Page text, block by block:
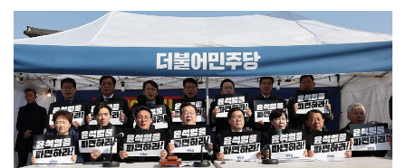
Sức khỏe
Đời sống